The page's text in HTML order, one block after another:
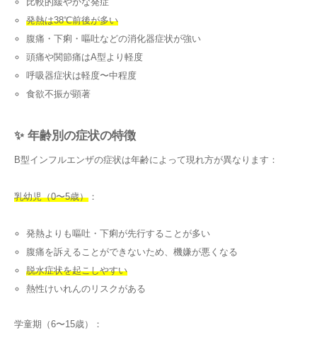
発熱は38℃前後が多い
腹痛・下痢・嘔吐などの消化器症状が強い
頭痛や関節痛はA型より軽度
呼吸器症状は軽度〜中程度
食欲不振が顕著
✨ 年齢別の症状の特徴
B型インフルエンザの症状は年齢によって現れ方が異なります：
乳幼児（0〜5歳） ：
発熱よりも嘔吐・下痢が先行することが多い
腹痛を訴えることができないため、機嫌が悪くなる
脱水症状を起こしやすい
熱性けいれんのリスクがある
学童期（6〜15歳）：